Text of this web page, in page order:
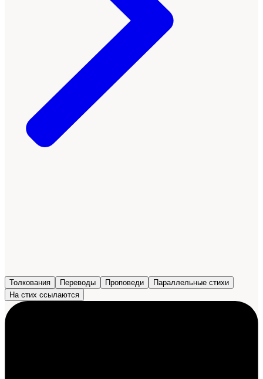
Толкования Переводы Проповеди
Параллельные стихи
На стих ссылаются